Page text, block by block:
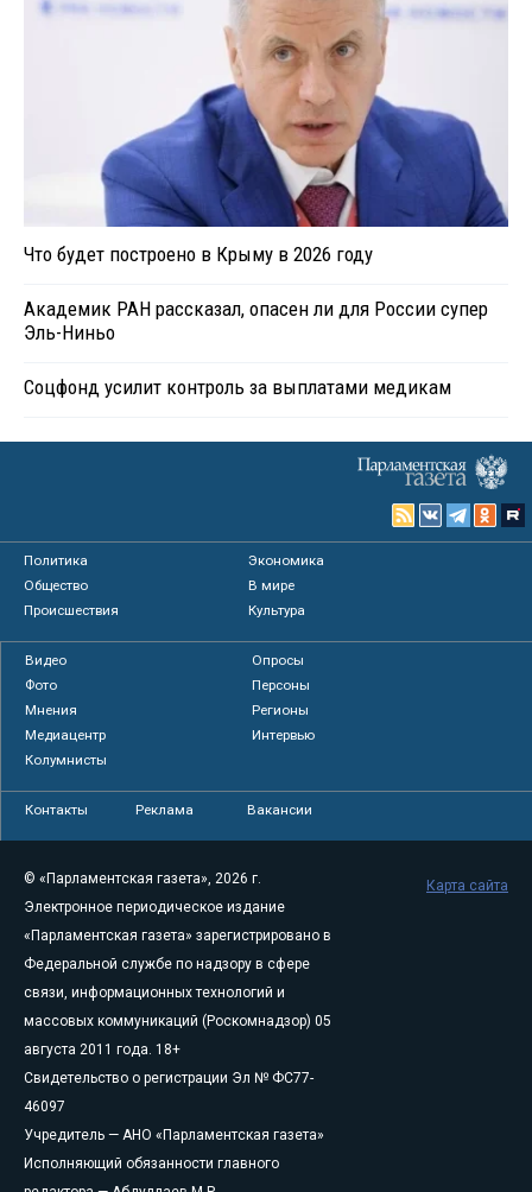
Что будет построено в Крыму в 2026 году
Академик РАН рассказал, опасен ли для России супер
Эль-Ниньо
Соцфонд усилит контроль за выплатами медикам
Политика
Экономика
Общество
В мире
Происшествия
Культура
Видео
Опросы
Фото
Персоны
Мнения
Регионы
Медиацентр
Интервью
Колумнисты
Контакты Реклама Вакансии
© «Парламентская газета», 2026 г.
Электронное периодическое издание
«Парламентская газета» зарегистрировано в
Федеральной службе по надзору в сфере
связи, информационных технологий и
массовых коммуникаций (Роскомнадзор) 05
августа 2011 года. 18+
Свидетельство о регистрации Эл № ФС77-
46097
Учредитель — АНО «Парламентская газета»
Исполняющий обязанности главного
Карта сайта